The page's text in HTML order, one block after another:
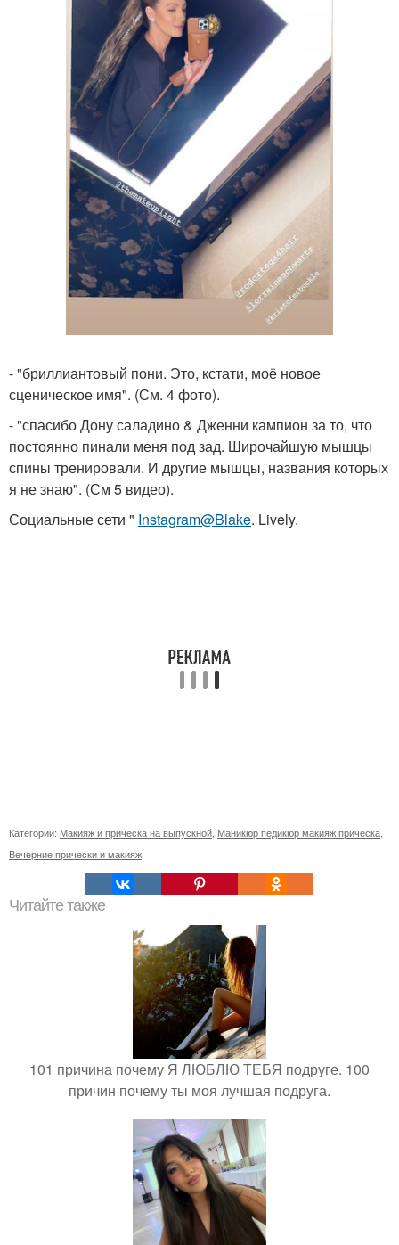
- "бриллиантовый пони. Это, кстати, моё новое
сценическое имя". (См. 4 фото).
- "спасибо Дону саладино & Дженни кампион за то, что
постоянно пинали меня под зад. Широчайшую мышцы
спины тренировали. И другие мышцы, названия которых
я не знаю". (См 5 видео).
Социальные сети " Instagram@Blake. Lively.
Категории: Макияж и прическа на выпускной, Маникюр педикюр макияж прическа,
Вечерние прически и макияж
Читайте также
101 причина почему Я ЛЮБЛЮ ТЕБЯ подруге. 100
причин почему ты моя лучшая подруга.